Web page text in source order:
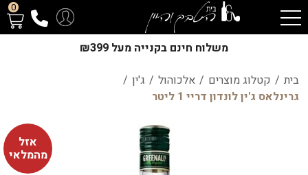
0
משלוח חינם בקנייה מעל ₪399
בית / קטלוג מוצרים / אלכוהול / ג'ין /
גרינלאס ג'ין לונדון דריי 1 ליטר
אזל
מהמלאי